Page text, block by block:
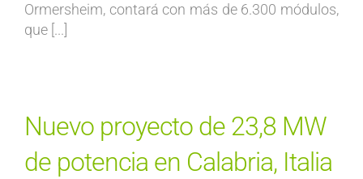
Ormersheim, contará con más de 6.300 módulos,
que [...]
Nuevo proyecto de 23,8 MW
de potencia en Calabria, Italia